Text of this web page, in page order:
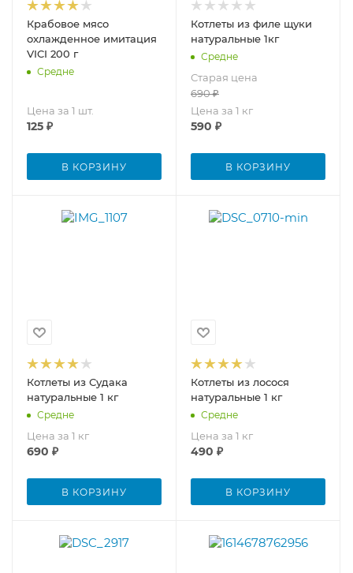
Крабовое мясо
охлажденное имитация
VICI 200 г
Средне
Цена за 1 шт.
125 ₽
В КОРЗИНУ
Котлеты из филе щуки
натуральные 1кг
Средне
Старая цена
690₽
Цена за 1 кг
590 ₽
В КОРЗИНУ
Котлеты из Судака
натуральные 1 кг
Средне
Цена за 1 кг
690 ₽
В КОРЗИНУ
Котлеты из лосося
натуральные 1 кг
Средне
Цена за 1 кг
490 ₽
В КОРЗИНУ